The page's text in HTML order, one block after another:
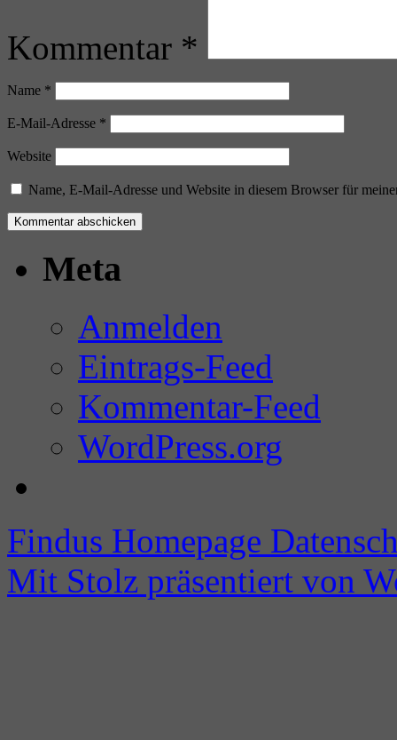
Kommentar *
Name *
E-Mail-Adresse *
Website
Name, E-Mail-Adresse und Website in diesem Browser für
Meta
Anmelden
Eintrags-Feed
Kommentar-Feed
WordPress.org
Findus Homepage
Mit Stolz präsentiert von